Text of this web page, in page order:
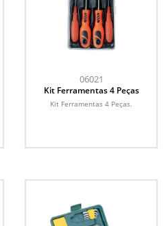
06021
Kit Ferramentas 4 Peças
Kit Ferramentas 4 Peças.